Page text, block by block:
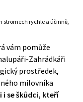
stromech rychle a účinně,
vám pomůže
Zahrádkáři
prostředek,
milovníka
i se škůdci, kteří